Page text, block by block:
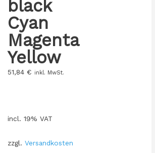
black
Cyan
Magenta
Yellow
51,84 € inkl. MwSt.
incl. 19% VAT
zzgl. Versandkosten